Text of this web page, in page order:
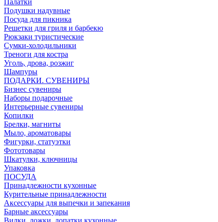
Палатки
Подушки надувные
Посуда для пикника
Решетки для гриля и барбекю
Рюкзаки туристические
Сумки-холодильники
Треноги для костра
Уголь, дрова, розжиг
Шампуры
ПОДАРКИ. СУВЕНИРЫ
Бизнес сувениры
Наборы подарочные
Интерьерные сувениры
Копилки
Брелки, магниты
Мыло, ароматовары
Фигурки, статуэтки
Фототовары
Шкатулки, ключницы
Упаковка
ПОСУДА
Принадлежности кухонные
Курительные принадлежности
Аксессуары для выпечки и запекания
Барные аксессуары
Вилки, ложки, лопатки кухонные